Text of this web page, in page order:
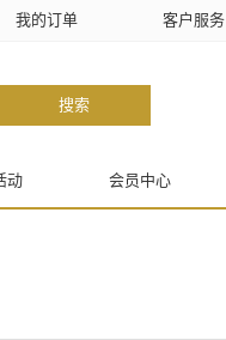
我的订单 客户服务
搜索
动 会员中心